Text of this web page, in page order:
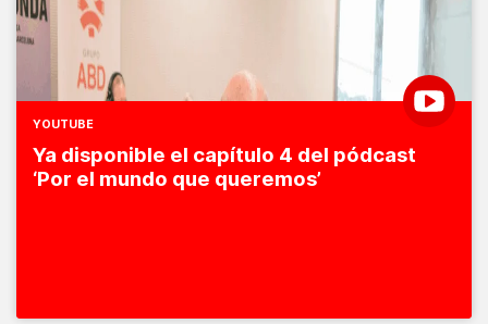
YOUTUBE
Ya disponible el capítulo 4 del pódcast
‘Por el mundo que queremos’